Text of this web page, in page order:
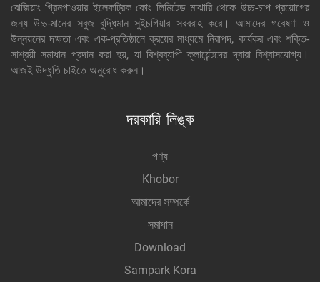
ঝেজিয়াং গ্রিনপাওয়ার ইলেকট্রিক কোং লিমিটেড মাঝারি থেকে উচ্চ-চাপ প্রয়োগের
জন্য উচ্চ-মানের সবুজ বুদ্ধিমান সুইচগিয়ার সরবরাহ করে। আমাদের গবেষণা ও
উন্নয়নের দক্ষতা এবং এক-প্রতিষ্ঠানে ক্রয়ের মাধ্যমে নিরাপদ, কার্যকর এবং শক্তি-
সাশ্রয়ী সমাধান প্রদান করা হয়, যা বিশ্বব্যাপী ক্লায়েন্টদের দ্বারা বিশ্বাসযোগ্য।
আজই উদ্ধৃতি চাইতে অনুরোধ করুন।
দরকারি লিঙ্ক
পণ্য
Khobor
আমাদের সম্পর্কে
সমাধান
Download
Sampark Kora